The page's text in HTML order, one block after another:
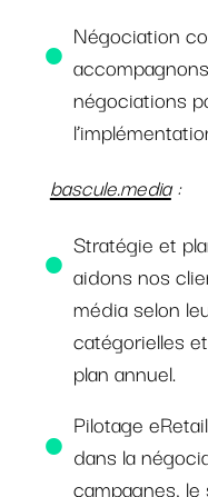
Négociation
négociations
bascule.media:
Stratégie et
aidons nos
média selon
catégorielles
plan annuel.
Pilotage
dans la
campagnes,